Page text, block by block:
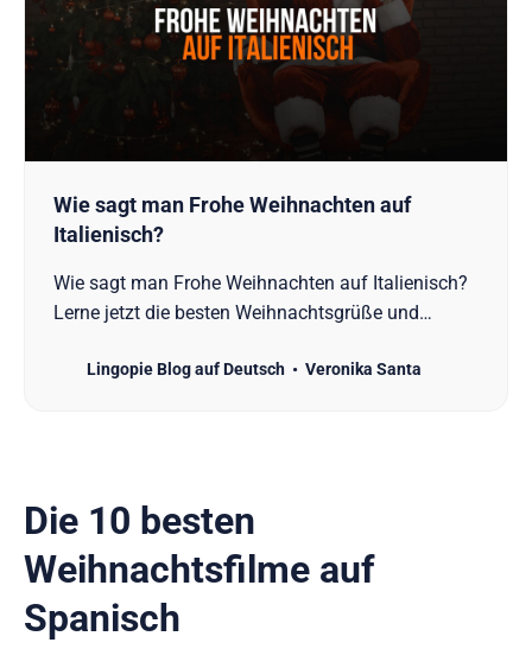
Wie sagt man Frohe Weihnachten auf
Italienisch?
Wie sagt man Frohe Weihnachten auf Italienisch?
Lerne jetzt die besten Weihnachtsgrüße und
Lingopie Blog auf Deutsch Veronika Santa
Die 10 besten
Weihnachtsfilme auf
Spanisch